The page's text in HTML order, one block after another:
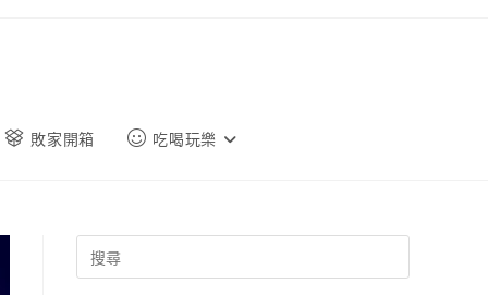
敗家開箱 吃喝玩樂